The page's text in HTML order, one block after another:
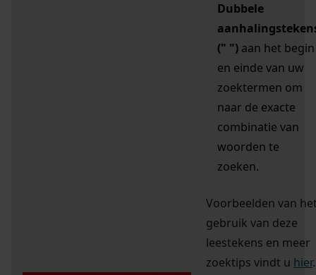
Dubbele
(" ") aan het begin
en einde van uw
zoektermen om
naar de exacte
combinatie van
woorden te
zoeken.
Voorbeelden van
gebruik van deze
leestekens en meer
zoektips vindt u hier.